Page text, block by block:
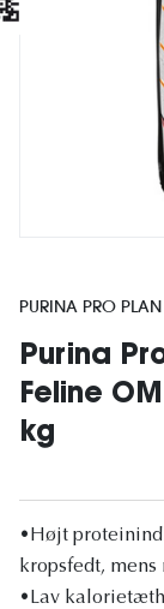
PURINA PRO PLAN
Purina
Feline
kg
•Højt
kropsfedt,
•Lav